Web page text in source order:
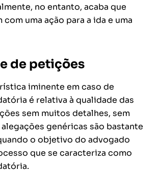
no entanto, acaba que
uma ação para a ida e uma
de petições
iminente em caso de
é relativa à qualidade das
sem muitos detalhes, sem
genéricas são bastante
o objetivo do advogado
que se caracteriza como